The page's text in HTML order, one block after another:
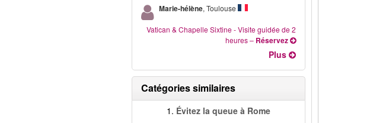
Marie-hélène, Toulouse
Vatican & Chapelle Sixtine - Visite guidée de 2
heures– Réservez
Plus
Catégories similaires
1. Évitez la queue à Rome